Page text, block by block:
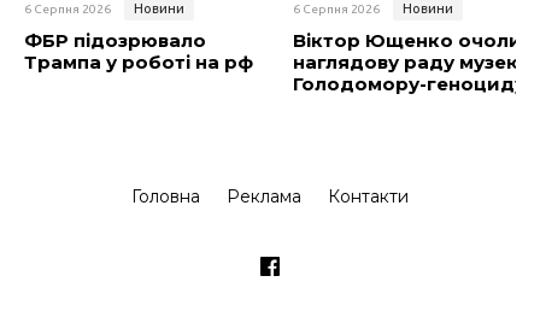
6 Серпня 2026 Новини
ФБР підозрювало
Трампа у роботі на рф
6 Серпня 2026 Новини
Віктор Ющенко очолив
наглядову раду музею
Голодомору-геноциду
Головна Реклама Контакти